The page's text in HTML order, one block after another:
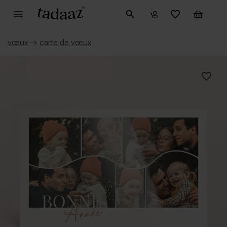
vœux → carte de vœux